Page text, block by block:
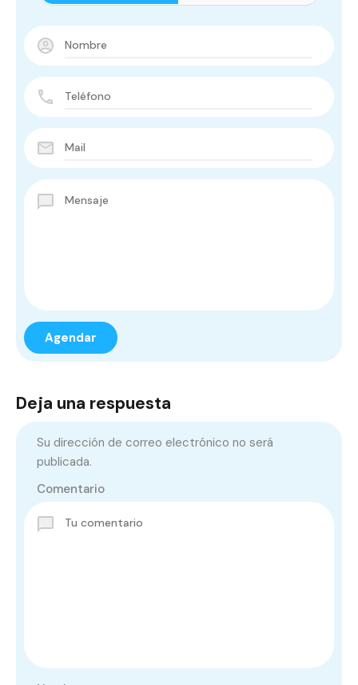
Deja una respuesta
Su dirección de correo electrónico no será
publicada.
Comentario